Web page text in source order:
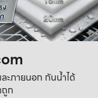
ะภายนอก กันน้ำได้
ถูก